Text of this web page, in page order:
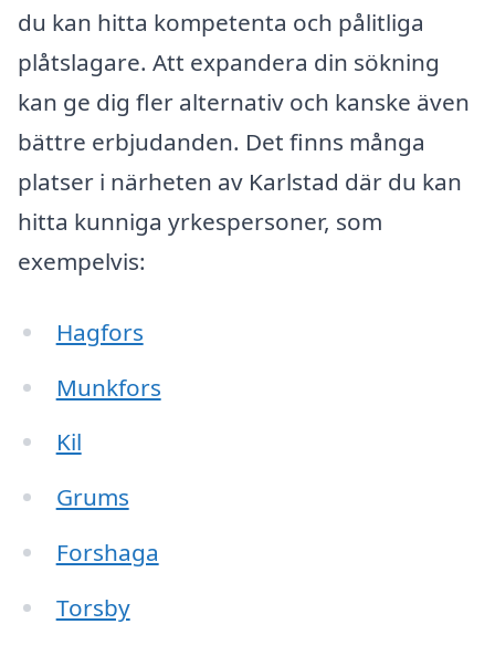
du kan hitta kompetenta och pålitliga
plåtslagare. Att expandera din sökning
kan ge dig fler alternativ och kanske även
bättre erbjudanden. Det finns många
platser i närheten av Karlstad där du kan
hitta kunniga yrkespersoner, som
exempelvis:
Hagfors
Munkfors
Kil
Grums
Forshaga
Torsby